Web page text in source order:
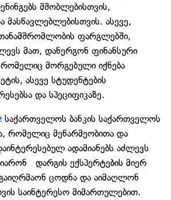
მშობლებისთვის,
მასწავლებლებისთვის. ასევე,
ფარგლებში,
მათ, დანერგონ ფინანსური
მორგებული იქნება
ასევე სტუდენტების
და სპეციფიკაზე.
საქართველოს ბანკის საქართველოს
რომელიც მეწარმეობითა და
ადამიანებს აძლევს
დარგის ექსპერტების მიერ
ცოდნა და აიმაღლონ
საინტერესო მიმართულებით.